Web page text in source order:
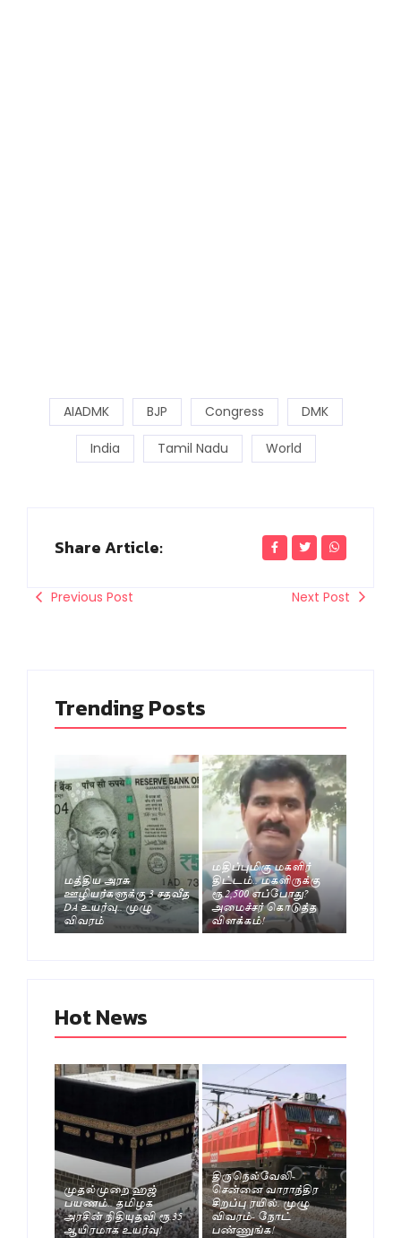
AIADMK BJP Congress DMK
India Tamil Nadu World
Share Article:
Previous Post Next Post
Trending Posts
மத்திய அரசு
ஊழியர்களுக்கு 3 சதவீத
DA உயர்வு.. முழு
விவரம்
மதிப்புமிகு மகளிர்
திட்டம்.. மகளிருக்கு
ரூ.2,500 எப்போது?
அமைச்சர் கொடுத்த
விளக்கம்!
Hot News
முதல்முறை ஹஜ்
பயணம்.. தமிழக
அரசின் நிதியுதவி ரூ.35
ஆயிரமாக உயர்வு!
திருநெல்வேலி-
சென்னை வாராந்திர
சிறப்பு ரயில். முழு
விவரம்- நோட்
பண்ணுங்க!